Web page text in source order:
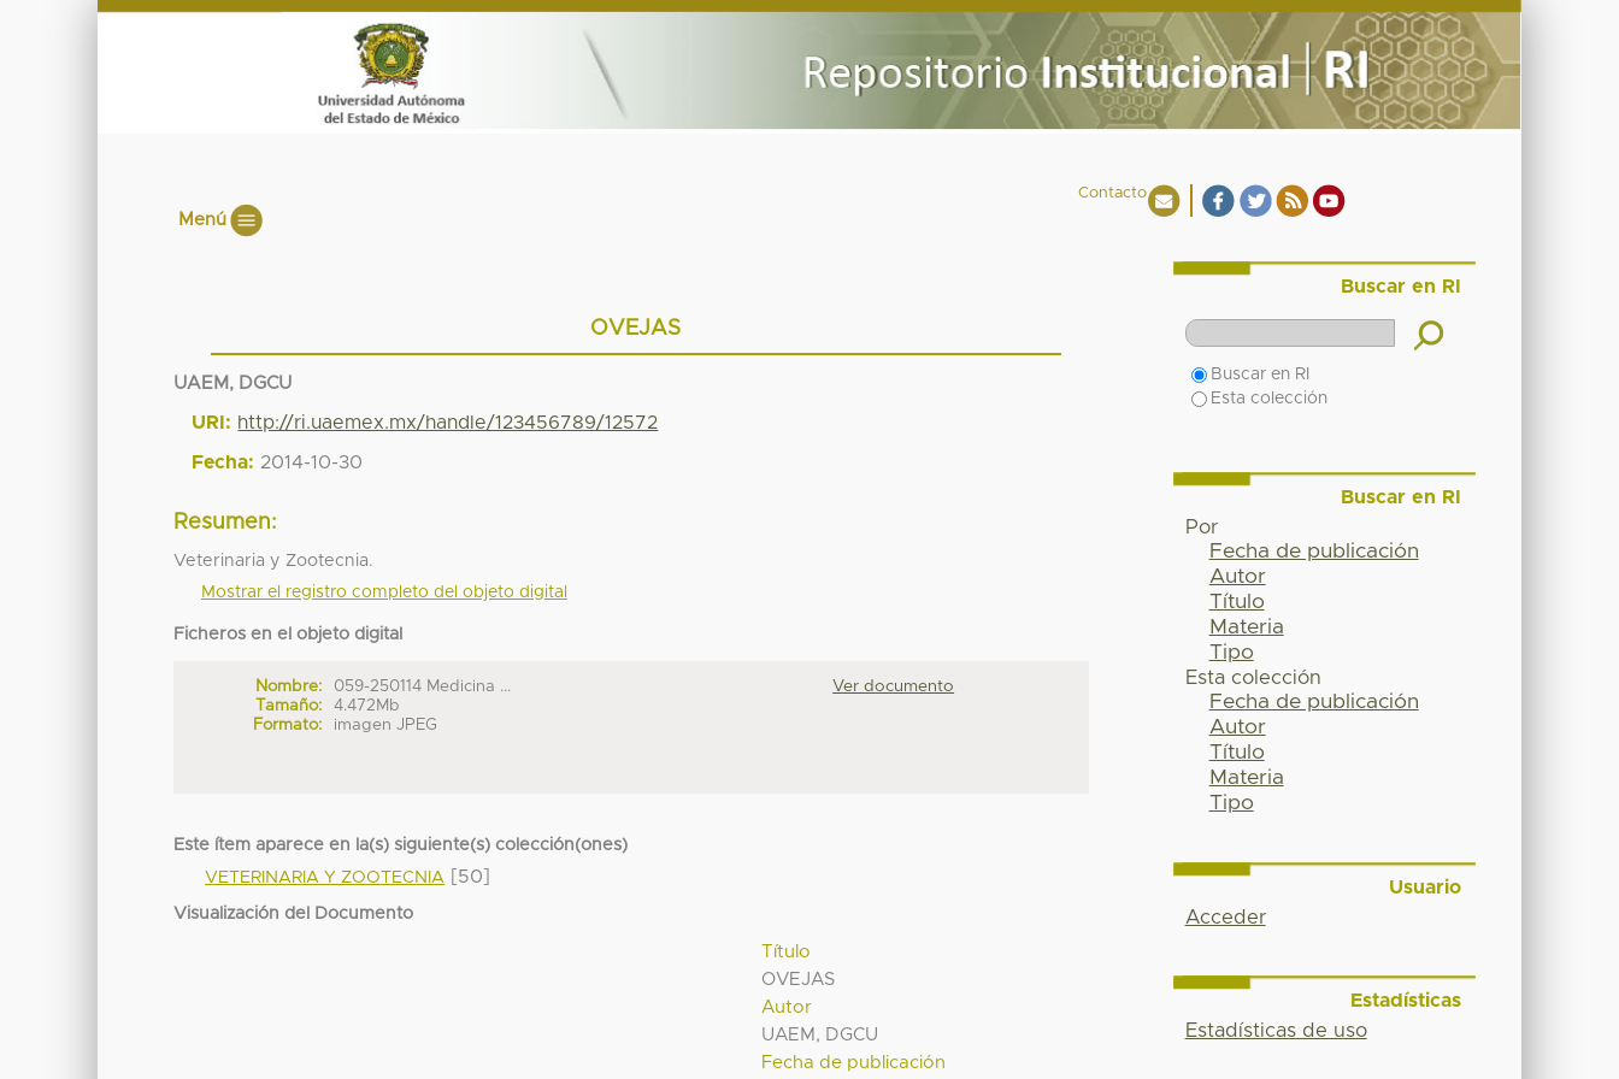
Contacto
Menú
OVEJAS
UAEM, DGCU
URI: http://ri.uaemex.mx/handle/123456789/12572
Fecha: 2014-10-30
Resumen:
Veterinaria y Zootecnia.
Mostrar el registro completo del objeto digital
Ficheros en el objeto digital
Nombre:
059-250114 Medicina ...
Tamaño:
4.472Mb
Formato:
imagen JPEG
Ver documento
Este ítem aparece en la(s) siguiente(s) colección(ones)
VETERINARIA Y ZOOTECNIA [50]
Visualización del Documento
Título
OVEJAS
Autor
UAEM, DGCU
Fecha de publicación
Buscar en RI
Buscar en RI
Esta colección
Buscar en RI
Por
Fecha de publicación
Autor
Título
Materia
Tipo
Esta colección
Fecha de publicación
Autor
Título
Materia
Tipo
Usuario
Acceder
Estadísticas
Estadísticas de uso